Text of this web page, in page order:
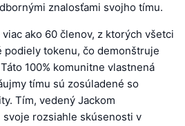
znalosťami svojho tímu.
viac ako 60 členov, z ktorých všetci
podiely tokenu, čo demonštruje
100% komunitne vlastnená
tímu sú zosúladené so
Tím, vedený Jackom
svoje rozsiahle skúsenosti v